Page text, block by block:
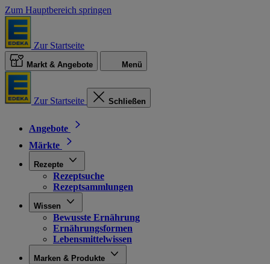
Zum Hauptbereich springen
Zur Startseite
Markt & Angebote Menü
Zur Startseite Schließen
Angebote
Märkte
Rezepte
Rezeptsuche
Rezeptsammlungen
Wissen
Bewusste Ernährung
Ernährungsformen
Lebensmittelwissen
Marken & Produkte